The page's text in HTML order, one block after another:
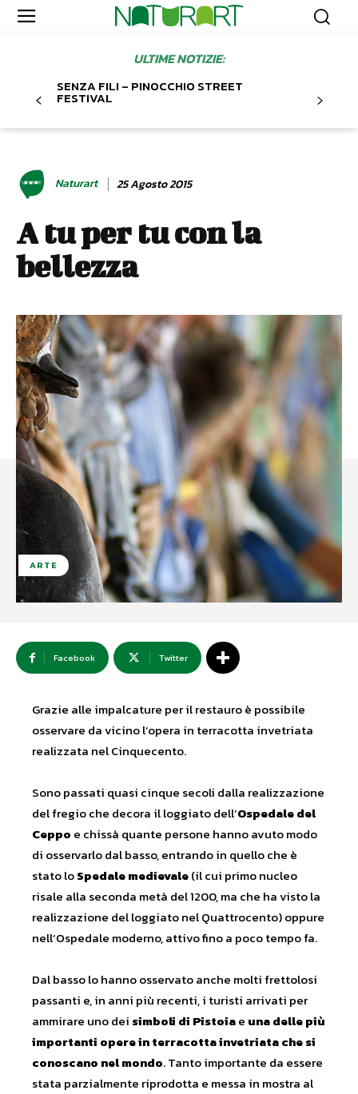
ULTIME NOTIZIE:
SENZA FILI – PINOCCHIO STREET
FESTIVAL
Naturart 25 Agosto 2015
A tu per tu con la
bellezza
ARTE
Facebook Twitter
Grazie alle impalcature per il restauro è possibile
osservare da vicino l’opera in terracotta invetriata
realizzata nel Cinquecento.
Sono passati quasi cinque secoli dalla realizzazione
del fregio che decora il loggiato dell’Ospedale del
Ceppo e chissà quante persone hanno avuto modo
di osservarlo dal basso, entrando in quello che è
stato loSpedale medievale(il cui primo nucleo
risale alla seconda metà del 1200, ma che ha visto la
realizzazione del loggiato nel Quattrocento) oppure
nell’Ospedale moderno, attivo fino a poco tempo fa.
Dal basso lo hanno osservato anche molti frettolosi
passanti e, in anni più recenti, i turisti arrivati per
ammirare uno dei simboli di Pistoiae una delle più
importanti opere in terracotta invetriata che si
conoscano nel mondo. Tanto importante da essere
stata parzialmente riprodotta e messa in mostra al